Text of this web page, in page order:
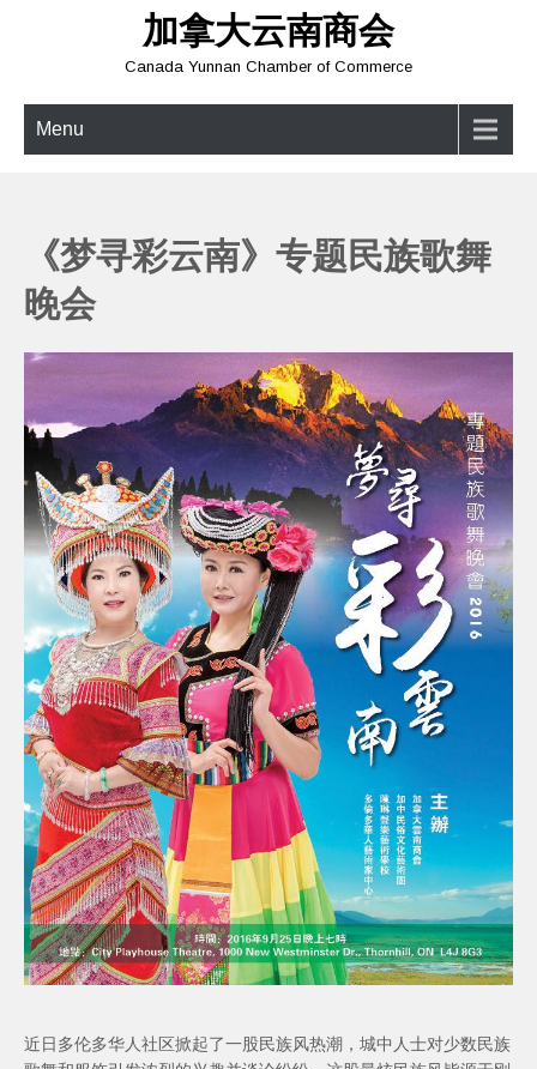
加拿大云南商会
Canada Yunnan Chamber of Commerce
Menu
《梦寻彩云南》专题民族歌舞
晚会
近日多伦多华人社区掀起了一股民族风热潮，城中人士对少数民族